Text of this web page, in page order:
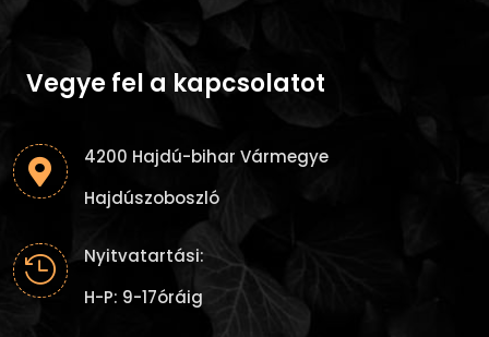
Vegye fel a kapcsolatot

4200 Hajdú-bihar Vármegye
Hajdúszoboszló

Nyitvatartási:
H-P: 9-17óráig